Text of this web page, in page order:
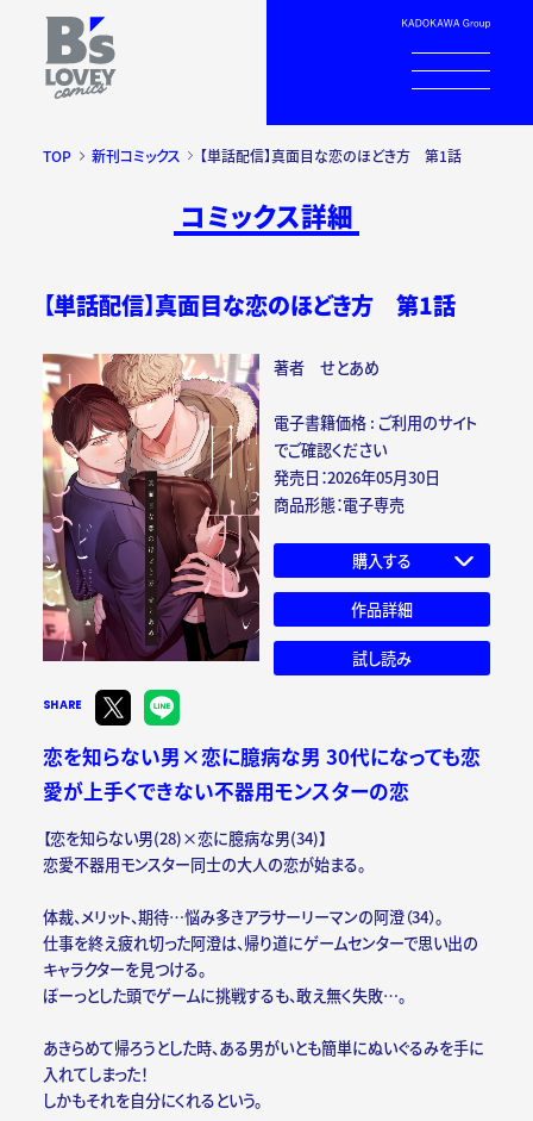
TOP 新刊コミックス 【単話配信】真面目な恋のほどき方 第1話
コミックス詳細
【単話配信】真面目な恋のほどき方 第1話
著者 せとあめ
電子書籍価格 : ご利用のサイト
でご確認ください
発売日：2026年05月30日
商品形態：電子専売
購入する
作品詳細
試し読み
SHARE
恋を知らない男×恋に臆病な男 30代になっても恋
愛が上手くできない不器用モンスターの恋
【恋を知らない男(28)×恋に臆病な男(34)】
恋愛不器用モンスター同士の大人の恋が始まる。
体裁、メリット、期待…悩み多きアラサーリーマンの阿澄（34）。
仕事を終え疲れ切った阿澄は、帰り道にゲームセンターで思い出の
キャラクターを見つける。
ぼーっとした頭でゲームに挑戦するも、敢え無く失敗…。
あきらめて帰ろうとした時、ある男がいとも簡単にぬいぐるみを手に
入れてしまった！
しかもそれを自分にくれるという。